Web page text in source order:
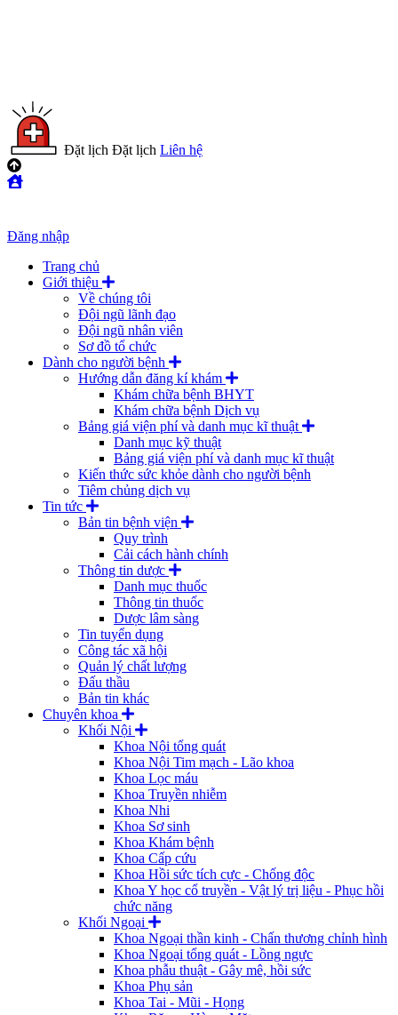
Đặt lịch Đặt lịch Liên hệ
Đăng nhập
Trang chủ
Giới thiệu
Về chúng tôi
Đội ngũ lãnh đạo
Đội ngũ nhân viên
Sơ đồ tổ chức
Dành cho người bệnh
Hướng dẫn đăng kí khám
Khám chữa bệnh BHYT
Khám chữa bệnh Dịch vụ
Bảng giá viện phí và danh mục kĩ thuật
Danh mục kỹ thuật
Bảng giá viện phí và danh mục kĩ thuật
Kiến thức sức khỏe dành cho người bệnh
Tiêm chủng dịch vụ
Tin tức
Bản tin bệnh viện
Quy trình
Cải cách hành chính
Thông tin dược
Danh mục thuốc
Thông tin thuốc
Dược lâm sàng
Tin tuyển dụng
Công tác xã hội
Quản lý chất lượng
Đấu thầu
Bản tin khác
Chuyên khoa
Khối Nội
Khoa Nội tổng quát
Khoa Nội Tim mạch - Lão khoa
Khoa Lọc máu
Khoa Truyền nhiễm
Khoa Nhi
Khoa Sơ sinh
Khoa Khám bệnh
Khoa Cấp cứu
Khoa Hồi sức tích cực - Chống độc
Khoa Y học cổ truyền - Vật lý trị liệu - Phục hồi
chức năng
Khối Ngoại
Khoa Ngoại thần kinh - Chấn thương chỉnh hình
Khoa Ngoại tổng quát - Lồng ngực
Khoa phẫu thuật - Gây mê, hồi sức
Khoa Phụ sản
Khoa Tai - Mũi - Họng